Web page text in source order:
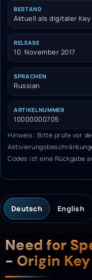
BESTAND
Aktuell als digitaler
RELEASE
10. November 2017
SPRACHEN
Russian
ARTIKELNUMMER
10000000705
Hinweis: Bitte prüfe vor
Codes ist eine Rückgabe
Deutsch English
Need for
- Origin